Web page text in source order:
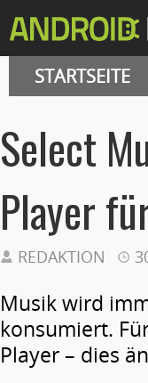
STARTSEITE
Select
Player
REDAKTION
Musik wird
konsumiert.
Player – dies